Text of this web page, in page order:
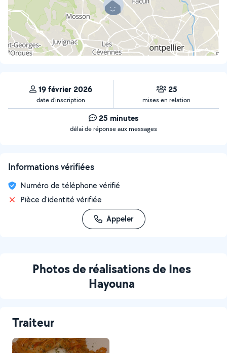
19 février 2026
date d’inscription
25
mises en relation
25 minutes
délai de réponse aux messages
Informations vérifiées
Numéro de téléphone vérifié
Pièce d'identité vérifiée
Appeler
Photos de réalisations de Ines
Hayouna
Traiteur